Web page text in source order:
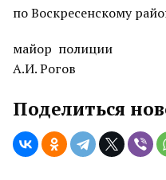
по Воскресенскому
майор
А.И. Рогов
Поделиться